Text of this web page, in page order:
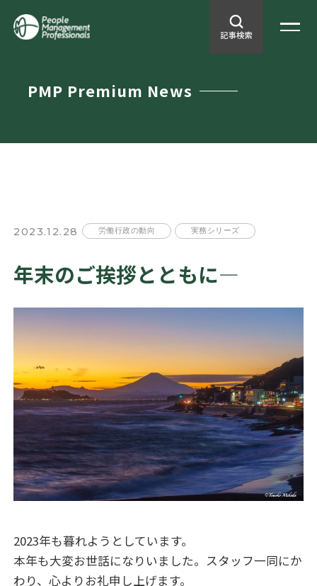
PMP Premium News
2023.12.28 労働行政の動向 実務シリーズ
年末のご挨拶とともに—
2023年も暮れようとしています。
本年も大変お世話になりいました。スタッフ一同にか
わり、心よりお礼申し上げます。